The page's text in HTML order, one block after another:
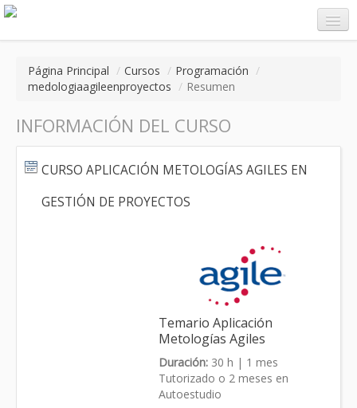
Entrar
Página Principal / Cursos / Programación /
medologiaagileenproyectos / Resumen
INFORMACIÓN DEL CURSO
CURSO APLICACIÓN METOLOGÍAS AGILES EN
GESTIÓN DE PROYECTOS
Temario Aplicación
Metologías Agiles
Duración: 30 h | 1 mes
Tutorizado o 2 meses en
Autoestudio